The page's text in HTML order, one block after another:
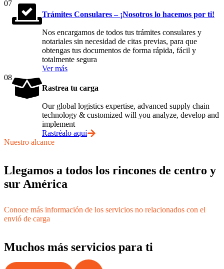
07
Trámites Consulares – ¡Nosotros lo hacemos por ti!
Nos encargamos de todos tus trámites consulares y
notariales sin necesidad de citas previas, para que
obtengas tus documentos de forma rápida, fácil y
totalmente segura
Ver más
08
Rastrea tu carga
Our global logistics expertise, advanced supply chain
technology & customized will you analyze, develop and
implement
Rastréalo aquí
Nuestro alcance
Llegamos a todos los rincones de centro y
sur América
Conoce más información de los servicios no relacionados con el
envió de carga
Muchos más servicios para ti